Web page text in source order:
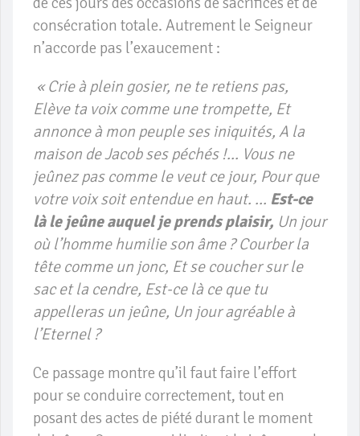
consécration totale. Autrement le Seigneur
n’accorde pas l’exaucement :
« Crie à plein gosier, ne te retiens pas,
Elève ta voix comme une trompette, Et
annonce à mon peuple ses iniquités, A la
maison de Jacob ses péchés !… Vous ne
jeûnez pas comme le veut ce jour, Pour que
votre voix soit entendue en haut. … Est-ce
là le jeûne auquel je prends plaisir, Un jour
où l’homme humilie son âme ? Courber la
tête comme un jonc, Et se coucher sur le
sac et la cendre, Est-ce là ce que tu
appelleras un jeûne, Un jour agréable à
l’Eternel ?
Ce passage montre qu’il faut faire l’effort
pour se conduire correctement, tout en
posant des actes de piété durant le moment